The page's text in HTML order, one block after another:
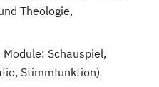
Theologie,
Schauspiel,
Stimmfunktion)